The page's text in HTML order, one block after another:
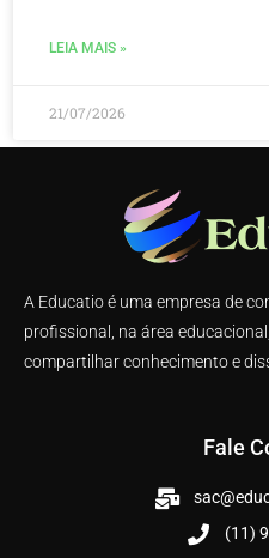
LEIA MAIS »
21/07/2026
A Educatio é uma empresa de
profissional, na área
compartilhar conhecimento e
Fale
(11)